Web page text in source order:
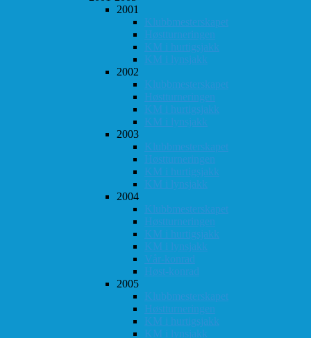
2001
Klubbmesterskapet
Høstturneringen
KM i hurtigsjakk
KM i lynsjakk
2002
Klubbmesterskapet
Høstturneringen
KM i hurtigsjakk
KM i lynsjakk
2003
Klubbmesterskapet
Høstturneringen
KM i hurtigsjakk
KM i lynsjakk
2004
Klubbmesterskapet
Høstturneringen
KM i hurtigsjakk
KM i lynsjakk
Vår-konrad
Høst-konrad
2005
Klubbmesterskapet
Høstturneringen
KM i hurtigsjakk
KM i lynsjakk